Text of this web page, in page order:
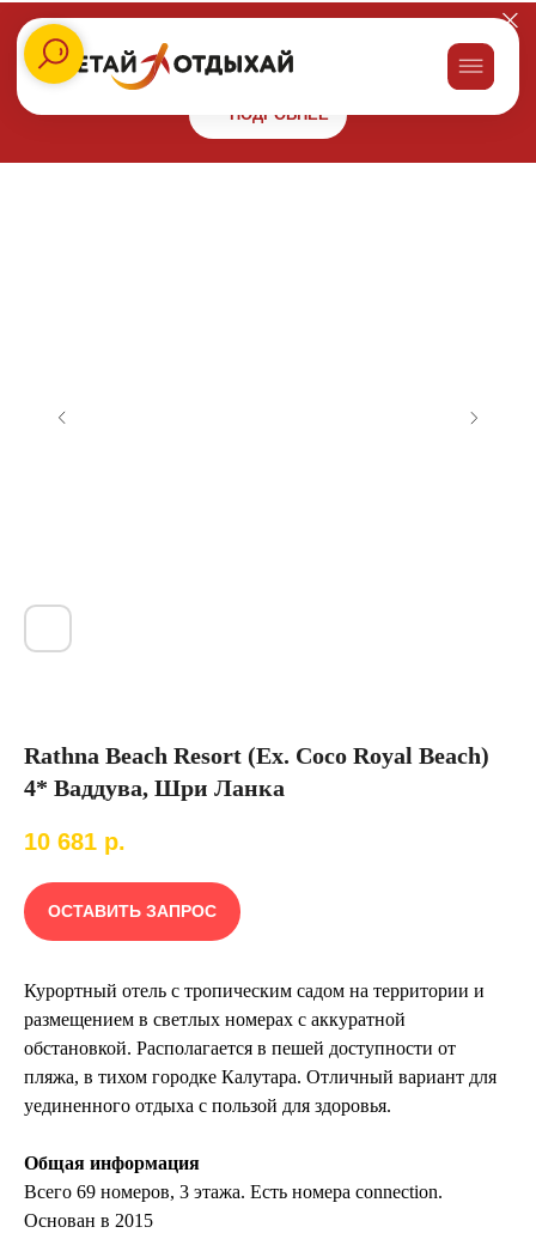
Заказывайте пироги для праздника со скидкой 10% в сети
пекарен"Машенькины пироги" и получайте бонус 10000 на
путешествие!
ПОДРОБНЕЕ
Rathna Beach Resort (Ex. Coco Royal Beach)
4* Ваддува, Шри Ланка
10 681 р.
ОСТАВИТЬ ЗАПРОС
Курортный отель с тропическим садом на территории и
размещением в светлых номерах с аккуратной
обстановкой. Располагается в пешей доступности от
пляжа, в тихом городке Калутара. Отличный вариант для
уединенного отдыха с пользой для здоровья.
Общая информация
Всего 69 номеров, 3 этажа. Есть номера connection.
Основан в 2015